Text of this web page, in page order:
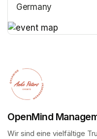
Germany
OpenMind
Wir sind eine vielfältige